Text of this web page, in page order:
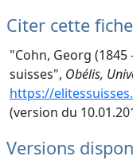
Citer cette fiche
"Cohn, Georg (1845
suisses", Obélis,
https://
(version du
Versions